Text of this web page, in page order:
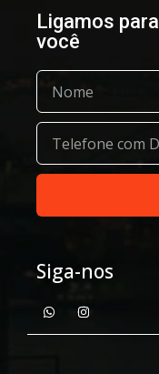
Ligamos para
você
Siga-nos